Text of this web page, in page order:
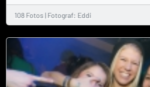
108 Fotos | Fotograf: Eddi